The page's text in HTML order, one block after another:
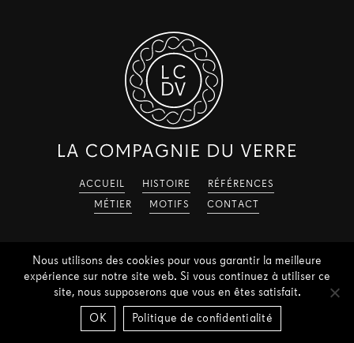
ACCUEIL HISTOIRE RÉFÉRENCES
MÉTIER MOTIFS CONTACT
©2026La Compagnie du Verre
Nous utilisons des cookies pour vous garantir la meilleure
expérience sur notre site web. Si vous continuez à utiliser ce
site, nous supposerons que vous en êtes satisfait.
OK Politique de confidentialité